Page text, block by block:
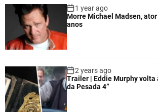
1 year ago
Morre Michael Madsen, ator
anos
2 years ago
Trailer | Eddie Murphy volta
da Pesada 4”